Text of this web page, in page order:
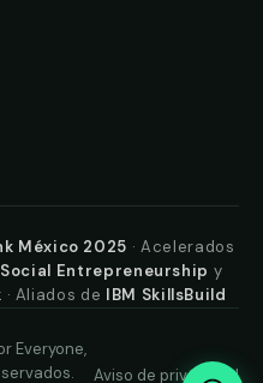
México 2025 · Acelerados
Entrepreneurship y
· Aliados de IBM SkillsBuild
Everyone,
Aviso de privacidad